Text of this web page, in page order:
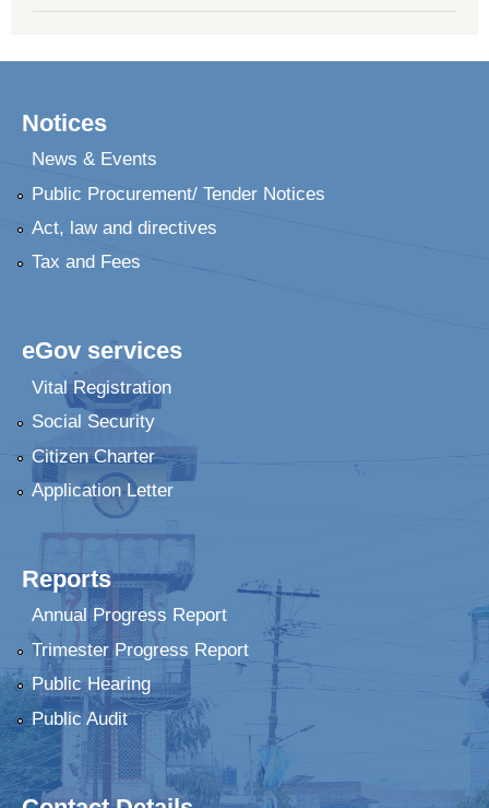
Notices
News & Events
Public Procurement/ Tender Notices
Act, law and directives
Tax and Fees
eGov services
Vital Registration
Social Security
Citizen Charter
Application Letter
Reports
Annual Progress Report
Trimester Progress Report
Public Hearing
Public Audit